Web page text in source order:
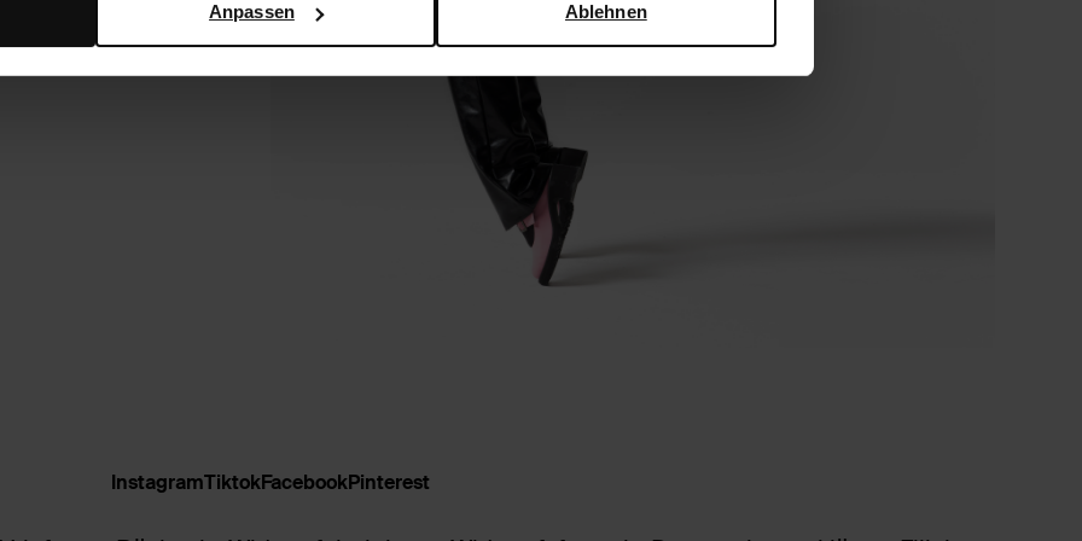
Ablehnen
Anpassen
ausgeführte
InstagramTiktokFacebookPinterest